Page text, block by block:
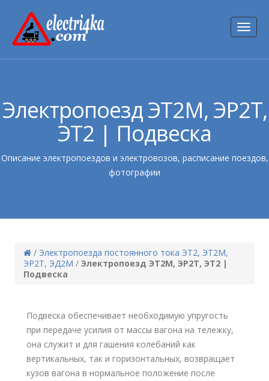
Электропоезд ЭТ2М, ЭР2Т,
ЭТ2 | Подвеска
Описание электропоездов и электровозов, расписание поездов,
фотографии
/ Электропоезда постоянного тока ЭТ2, ЭТ2М,
ЭР2Т, ЭД2М / Электропоезд ЭТ2М, ЭР2Т, ЭТ2 |
Подвеска
Подвеска обеспечивает необходимую упругость
при передаче усилия от массы вагона на тележку,
она служит и для гашения колебаний как
вертикальных, так и горизонтальных, возвращает
кузов вагона в нормальное положение после